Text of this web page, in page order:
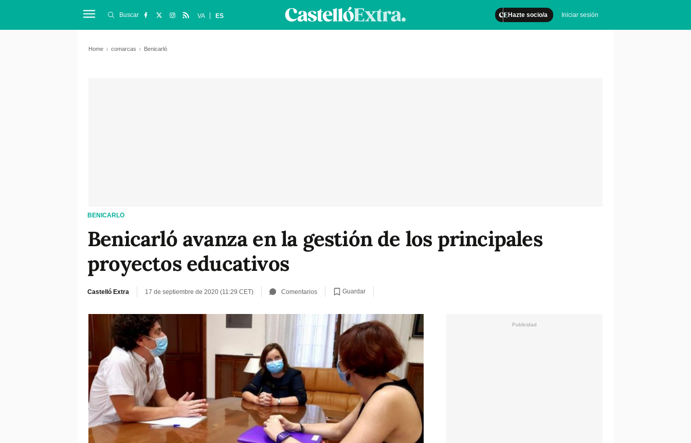
Hazte socio/a Iniciar sesión
Buscar VA ES
Home comarcas Benicarló
BENICARLÓ
Benicarló avanza en la gestión de los principales
proyectos educativos
Castelló Extra 17 de septiembre de 2020 (11:29 CET) Comentarios Guardar